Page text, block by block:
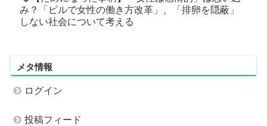
み？「ピルで女性の働き方改革」、「排卵を隠蔽」
しない社会について考える
メタ情報
ログイン
投稿フィード